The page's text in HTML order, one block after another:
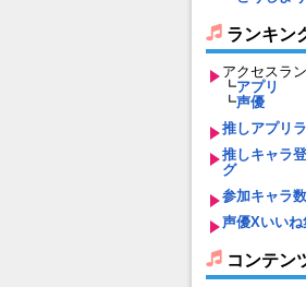
ランキン
アクセスラ
┗アプリ
┗声優
推しアプリ
推しキャラ
グ
参加キャラ
声優Xいいね
コンテン